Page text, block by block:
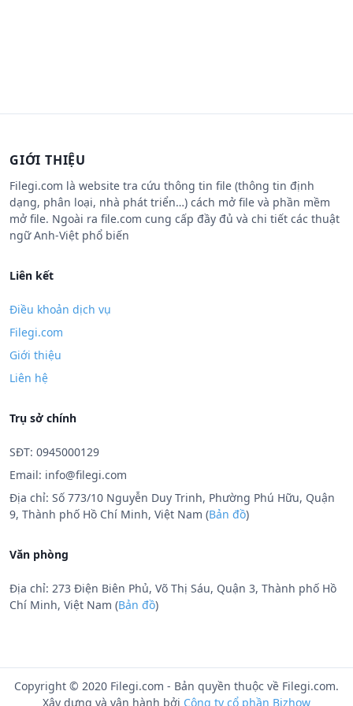
GIỚI THIỆU
Filegi.com là website tra cứu thông tin file (thông tin định
dạng, phân loại, nhà phát triển…) cách mở file và phần mềm
mở file. Ngoài ra file.com cung cấp đầy đủ và chi tiết các thuật
ngữ Anh-Việt phổ biến
Liên kết
Điều khoản dịch vụ
Filegi.com
Giới thiệu
Liên hệ
Trụ sở chính
SĐT: 0945000129
Email: info@filegi.com
Địa chỉ: Số 773/10 Nguyễn Duy Trinh, Phường Phú Hữu, Quận
9, Thành phố Hồ Chí Minh, Việt Nam (Bản đồ)
Văn phòng
Địa chỉ: 273 Điện Biên Phủ, Võ Thị Sáu, Quận 3, Thành phố Hồ
Chí Minh, Việt Nam (Bản đồ)
Copyright © 2020 Filegi.com - Bản quyền thuộc về Filegi.com.
Xây dựng và vận hành bởi Công ty cổ phần Bizhow